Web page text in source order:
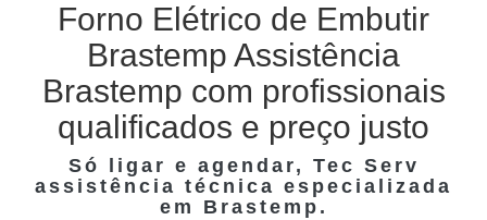
Forno Elétrico de Embutir
Brastemp Assistência
Brastemp com profissionais
qualificados e preço justo
Só ligar e agendar, Tec Serv
assistência técnica especializada
em Brastemp .